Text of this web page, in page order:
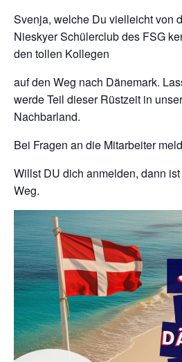
Svenja, welche Du vielleicht von
Nieskyer Schülerclub des FSG
den tollen Kollegen
auf den Weg nach Dänemark.
werde Teil dieser Rüstzeit in
Nachbarland.
Bei Fragen an die Mitarbeiter
Willst DU dich anmelden, dann
Weg.